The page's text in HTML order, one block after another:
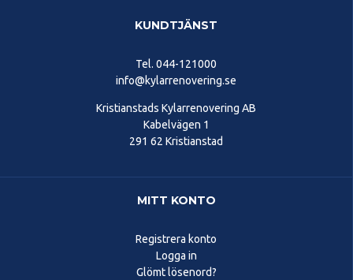
KUNDTJÄNST
Tel. 044-121000
info@kylarrenovering.se
Kristianstads Kylarrenovering AB
Kabelvägen 1
291 62 Kristianstad
MITT KONTO
Registrera konto
Logga in
Glömt lösenord?